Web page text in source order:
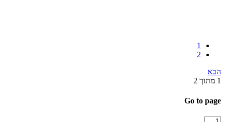
1
2
הבא
1 מתוך 2
Go to page